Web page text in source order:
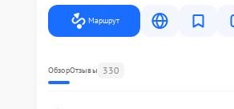
Маршрут
ОбзорОтзывы 330